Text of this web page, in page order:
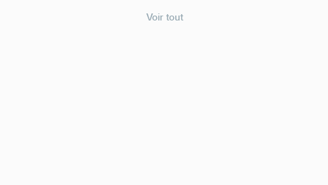
Voir tout